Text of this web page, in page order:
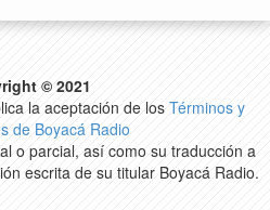
© 2021
la aceptación de los Términos y
de Boyacá Radio
o parcial, así como su traducción a
escrita de su titular Boyacá Radio.